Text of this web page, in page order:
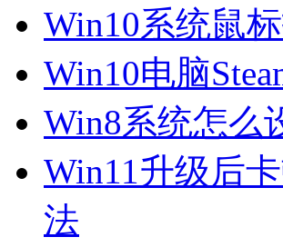
Win10系统鼠
Win10电脑
Win8系统怎么
Win11升级后
法